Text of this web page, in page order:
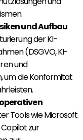
und Aufbau
der KI-
(DSGVO, KI-
und
um die Konformität
Tools wie Microsoft
zur